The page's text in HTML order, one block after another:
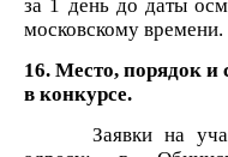
за 1 день до даты
московскому времени.
16. Место, порядок и
в конкурсе.
Заявки на